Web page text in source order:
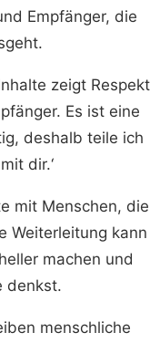
Empfänger, die
zeigt Respekt
Es ist eine
deshalb teile ich
dir.‘
mit Menschen, die
Weiterleitung kann
machen und
denkst.
menschliche